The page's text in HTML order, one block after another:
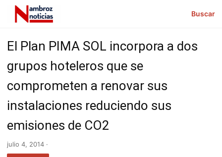
Buscar
El Plan PIMA SOL incorpora a dos
grupos hoteleros que se
comprometen a renovar sus
instalaciones reduciendo sus
emisiones de CO2
julio 4, 2014 ·